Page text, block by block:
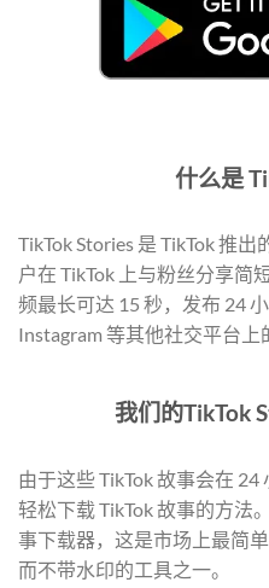
什么是
TikTok Stories 是 TikTok 推
户在 TikTok 上与粉丝分享简
频最长可达 15 秒，发布 24
Instagram 等其他社交平台上
我们的TikTok
由于这些 TikTok 故事会在
轻松下载 TikTok 故事的方法
事下载器，这是市场上最简
而不带水印的工具之一。